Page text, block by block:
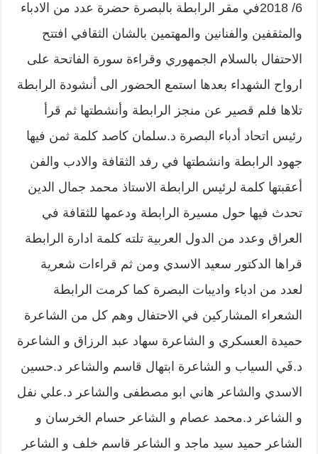
6/ 2018في مقر الرابطة بالبصرة حضرة عدد من الادباء
والمثقفين والفنانين والمهتمين بالشان الثقافي افتتح
الاحتفال بالسلام الجمهوري وقراءة سورة الفاتحة على
ارواح الشهداء بعدها استمع الحضور الى أنشودة الرابطة
تلاها فلم قصير عن منجز الرابطة وأنشطتها ثم قرأ
رئيس اتحاد أدباء البصرة د.سلمان كاصد كلمة ثمن فيها
جهود الرابطة وانشطتها في رفد الثقافة والادب والفن
أعقبتها كلمة لرئيس الرابطة الاستاذ محمد جمال الدين
تحدث فيها حول مسيرة الرابطة ودعمها للثقافة في
العراق وعدد من الدول العربية تلته كلمة ادارة الرابطة
قراها الدكتور سعيد الاسدي ومن ثم قراءات شعرية
لعدد من ادباء واديبات البصرة كما كرمت الرابطة
الشعراء المشاركين في الاحتفال وهم كل من الشاعرة
حميدة العسكري و الشاعرة سهاد عبد الرزاق و الشاعرة
د.فَي السياب و الشاعرة ابتهال قاسم والشاعر د.حسين
الاسدي والشاعر هاني ابو مصطفى والشاعر د.علي نفل
و الشاعر د.محمد عصام و الشاعر حسام الخرسان و
الشاعر حميد سيد ماجد و الشاعر قاسم خلف و الشاعر